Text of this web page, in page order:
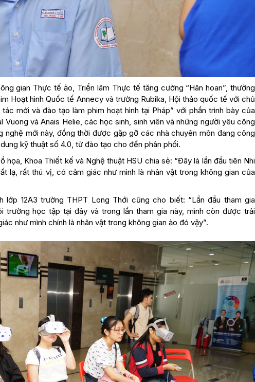
gian Thực tế ảo, Triển lãm Thực tế tăng cường “Hân hoan”, thưởng
Hoạt hình Quốc tế Annecy và trường Rubika, Hội thảo quốc tế với chủ
mới và đào tạo làm phim hoạt hình tại Pháp” với phần trình bày của
và Anais Helie, các học sinh, sinh viên và những người yêu công
mới này, đồng thời được gặp gỡ các nhà chuyên môn đang công
kỹ thuật số 4.0, từ đào tạo cho đến phân phối.
họa, Khoa Thiết kế và Nghệ thuật HSU chia sẻ: “Đây là lần đầu tiên Nhi
lạ, rất thú vị, có cảm giác như mình là nhân vật trong không gian của
lớp 12A3 trường THPT Long Thới cũng cho biết: “Lần đầu tham gia
trường học tập tại đây và trong lần tham gia này, mình còn được trải
như mình chính là nhân vật trong không gian ảo đó vậy”.